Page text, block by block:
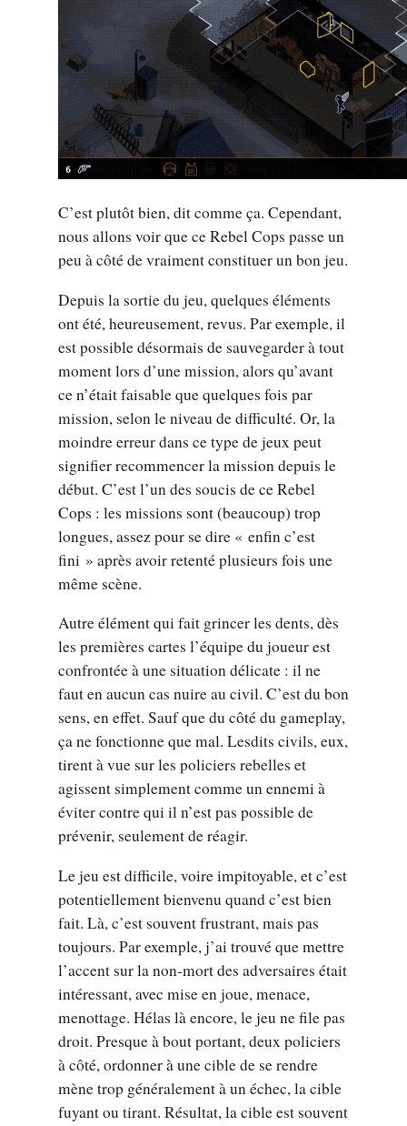
C’est plutôt bien, dit comme ça. Cependant,
nous allons voir que ce Rebel Cops passe un
peu à côté de vraiment constituer un bon jeu.
Depuis la sortie du jeu, quelques éléments
ont été, heureusement, revus. Par exemple, il
est possible désormais de sauvegarder à tout
moment lors d’une mission, alors qu’avant
ce n’était faisable que quelques fois par
mission, selon le niveau de difficulté. Or, la
moindre erreur dans ce type de jeux peut
signifier recommencer la mission depuis le
début. C’est l’un des soucis de ce Rebel
Cops : les missions sont (beaucoup) trop
longues, assez pour se dire « enfin c’est
fini » après avoir retenté plusieurs fois une
même scène.
Autre élément qui fait grincer les dents, dès
les premières cartes l’équipe du joueur est
confrontée à une situation délicate : il ne
faut en aucun cas nuire au civil. C’est du bon
sens, en effet. Sauf que du côté du gameplay,
ça ne fonctionne que mal. Lesdits civils, eux,
tirent à vue sur les policiers rebelles et
agissent simplement comme un ennemi à
éviter contre qui il n’est pas possible de
prévenir, seulement de réagir.
Le jeu est difficile, voire impitoyable, et c’est
potentiellement bienvenu quand c’est bien
fait. Là, c’est souvent frustrant, mais pas
toujours. Par exemple, j’ai trouvé que mettre
l’accent sur la non-mort des adversaires était
intéressant, avec mise en joue, menace,
menottage. Hélas là encore, le jeu ne file pas
droit. Presque à bout portant, deux policiers
à côté, ordonner à une cible de se rendre
mène trop généralement à un échec, la cible
fuyant ou tirant. Résultat, la cible est souvent